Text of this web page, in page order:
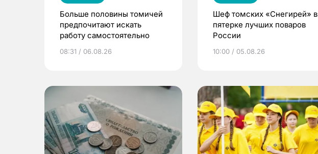
Больше половины томичей
предпочитают искать
работу самостоятельно
08:31 / 06.08.26
Шеф томских «Снегирей» в
пятерке лучших поваров
России
10:00 / 05.08.26